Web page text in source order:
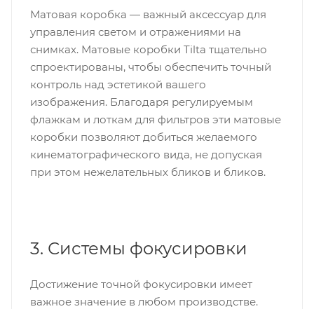
Матовая коробка — важный аксессуар для
управления светом и отражениями на
снимках. Матовые коробки Tilta тщательно
спроектированы, чтобы обеспечить точный
контроль над эстетикой вашего
изображения. Благодаря регулируемым
флажкам и лоткам для фильтров эти матовые
коробки позволяют добиться желаемого
кинематографического вида, не допуская
при этом нежелательных бликов и бликов.
3. Системы фокусировки
Достижение точной фокусировки имеет
важное значение в любом производстве.